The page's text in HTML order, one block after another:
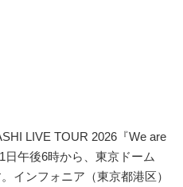
LIVE TOUR 2026『We are
午後6時から、東京ドーム
インフォニア（東京都港区）